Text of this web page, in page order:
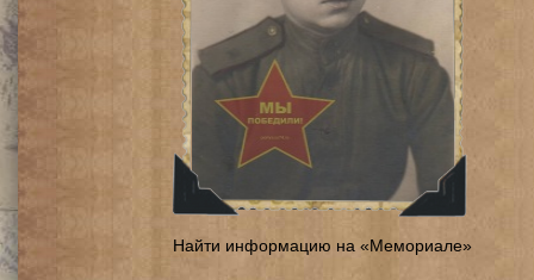
Найти информацию на «Мемориале»